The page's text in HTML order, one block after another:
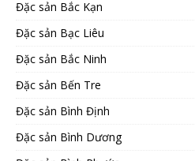
Đặc sản Bắc Kạn
Đặc sản Bạc Liêu
Đặc sản Bắc Ninh
Đặc sản Bến Tre
Đặc sản Bình Định
Đặc sản Bình Dương